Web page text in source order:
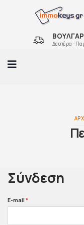
Δευτέρα -
Σύνδεση
E-mail *